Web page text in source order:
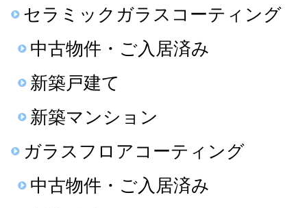
セラミックガラスコーティング
中古物件・ご入居済み
新築戸建て
新築マンション
ガラスフロアコーティング
中古物件・ご入居済み